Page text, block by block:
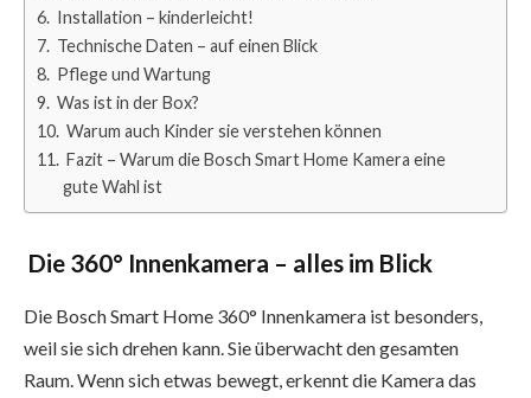
Installation – kinderleicht!
Technische Daten – auf einen Blick
Pflege und Wartung
Was ist in der Box?
Warum auch Kinder sie verstehen können
Fazit – Warum die Bosch Smart Home Kamera eine
gute Wahl ist
Die 360° Innenkamera – alles im Blick
Die Bosch Smart Home 360° Innenkamera ist besonders,
weil sie sich drehen kann. Sie überwacht den gesamten
Raum. Wenn sich etwas bewegt, erkennt die Kamera das